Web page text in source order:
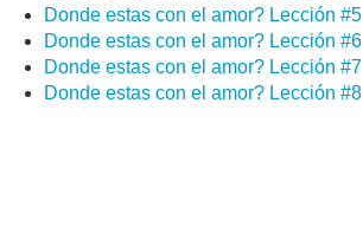
Donde estas con el amor? Lección #5
Donde estas con el amor? Lección #6
Donde estas con el amor? Lección #7
Donde estas con el amor? Lección #8